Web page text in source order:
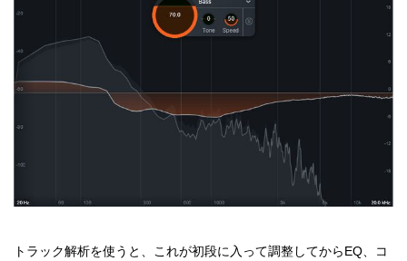
トラック解析を使うと、これが初段に入って調整してからEQ、コ